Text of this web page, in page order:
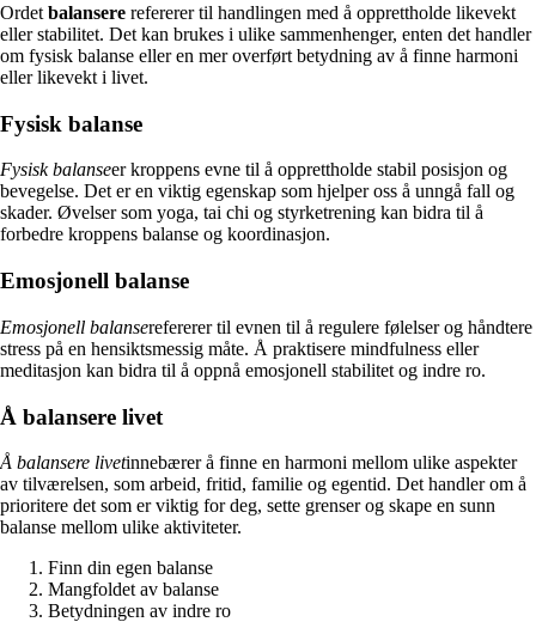
Ordet balansere refererer til handlingen med å opprettholde likevekt
eller stabilitet. Det kan brukes i ulike sammenhenger, enten det handler
om fysisk balanse eller en mer overført betydning av å finne harmoni
eller likevekt i livet.
Fysisk balanse
Fysisk balanseer kroppens evne til å opprettholde stabil posisjon og
bevegelse. Det er en viktig egenskap som hjelper oss å unngå fall og
skader. Øvelser som yoga, tai chi og styrketrening kan bidra til å
forbedre kroppens balanse og koordinasjon.
Emosjonell balanse
Emosjonell balanserefererer til evnen til å regulere følelser og håndtere
stress på en hensiktsmessig måte. Å praktisere mindfulness eller
meditasjon kan bidra til å oppnå emosjonell stabilitet og indre ro.
Å balansere livet
Å balansere livetinnebærer å finne en harmoni mellom ulike aspekter
av tilværelsen, som arbeid, fritid, familie og egentid. Det handler om å
prioritere det som er viktig for deg, sette grenser og skape en sunn
balanse mellom ulike aktiviteter.
Finn din egen balanse
Mangfoldet av balanse
Betydningen av indre ro